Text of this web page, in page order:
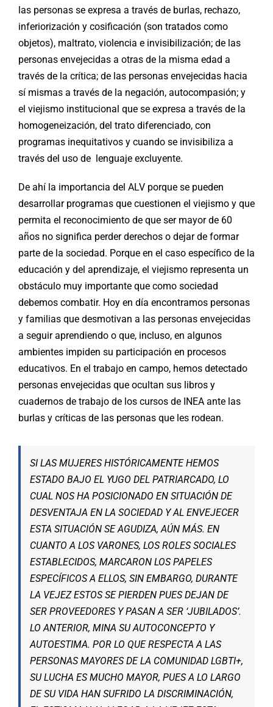
las personas se expresa a través de burlas, rechazo,
inferiorización y cosificación (son tratados como
objetos), maltrato, violencia e invisibilización; de las
personas envejecidas a otras de la misma edad a
través de la crítica; de las personas envejecidas hacia
sí mismas a través de la negación, autocompasión; y
el viejismo institucional que se expresa a través de la
homogeneización, del trato diferenciado, con
programas inequitativos y cuando se invisibiliza a
través del uso de lenguaje excluyente.
De ahí la importancia del ALV porque se pueden
desarrollar programas que cuestionen el viejismo y que
permita el reconocimiento de que ser mayor de 60
años no significa perder derechos o dejar de formar
parte de la sociedad. Porque en el caso específico de la
educación y del aprendizaje, el viejismo representa un
obstáculo muy importante que como sociedad
debemos combatir. Hoy en día encontramos personas
y familias que desmotivan a las personas envejecidas
a seguir aprendiendo o que, incluso, en algunos
ambientes impiden su participación en procesos
educativos. En el trabajo en campo, hemos detectado
personas envejecidas que ocultan sus libros y
cuadernos de trabajo de los cursos de INEA ante las
burlas y críticas de las personas que les rodean.
SI LAS MUJERES HISTÓRICAMENTE HEMOS
ESTADO BAJO EL YUGO DEL PATRIARCADO, LO
CUAL NOS HA POSICIONADO EN SITUACIÓN DE
DESVENTAJA EN LA SOCIEDAD Y AL ENVEJECER
ESTA SITUACIÓN SE AGUDIZA, AÚN MÁS. EN
CUANTO A LOS VARONES, LOS ROLES SOCIALES
ESTABLECIDOS, MARCARON LOS PAPELES
ESPECÍFICOS A ELLOS, SIN EMBARGO, DURANTE
LA VEJEZ ESTOS SE PIERDEN PUES DEJAN DE
SER PROVEEDORES Y PASAN A SER ‘JUBILADOS’.
LO ANTERIOR, MINA SU AUTOCONCEPTO Y
AUTOESTIMA. POR LO QUE RESPECTA A LAS
PERSONAS MAYORES DE LA COMUNIDAD LGBTI+,
SU LUCHA ES MUCHO MAYOR, PUES A LO LARGO
DE SU VIDA HAN SUFRIDO LA DISCRIMINACIÓN,